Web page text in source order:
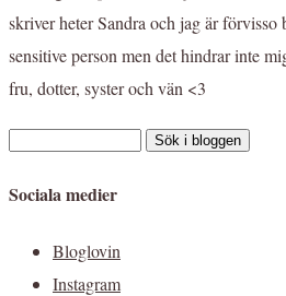
skriver heter Sandra och jag är
sensitive person men det hindrar inte
fru, dotter, syster och vän <3
Sociala medier
Bloglovin
Instagram